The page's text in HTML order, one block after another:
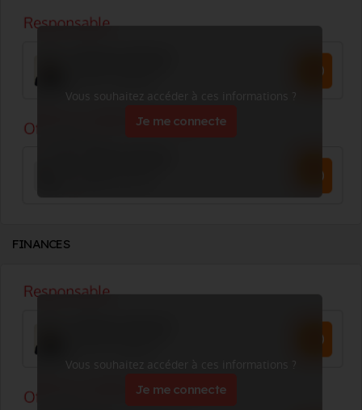
Vous souhaitez accéder à ces informations ?
Je me connecte
FINANCES
Vous souhaitez accéder à ces informations ?
Je me connecte